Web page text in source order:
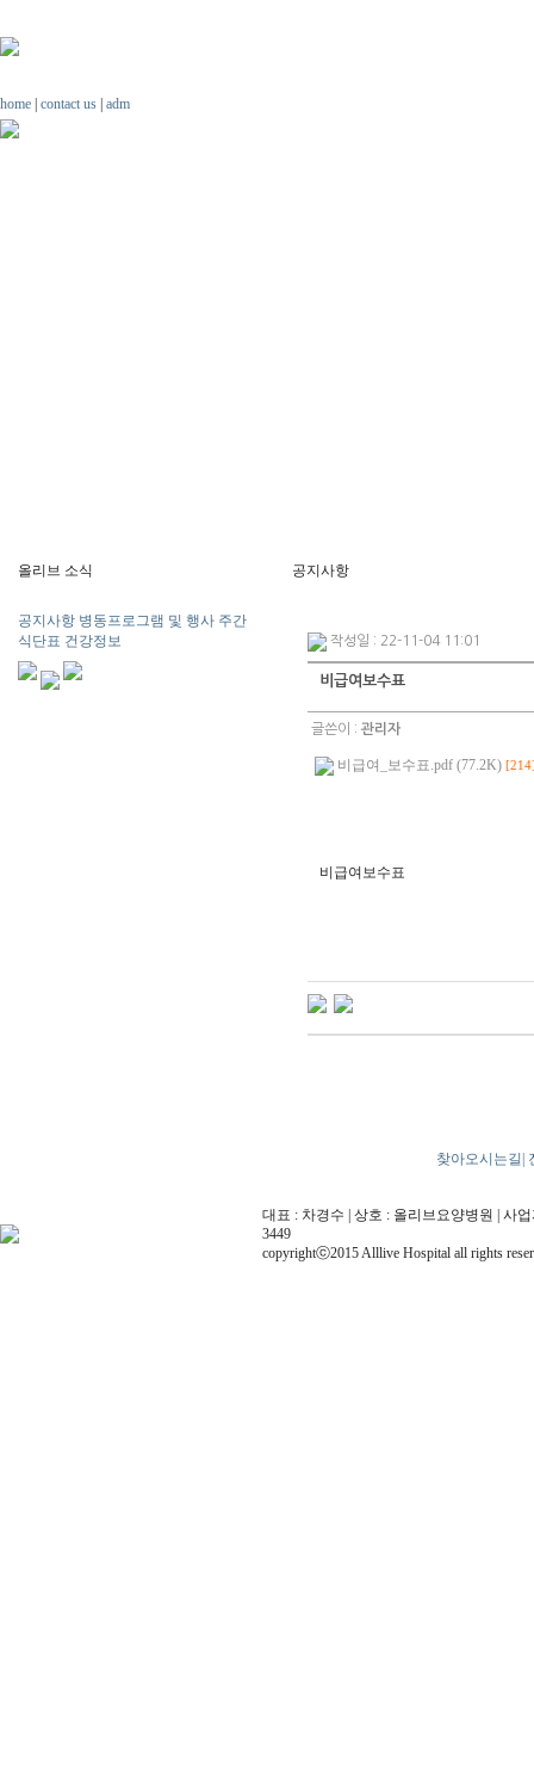
home contact us adm
올리브 소식
공지사항 병동프로그램 및 행사 주간
식단표 건강정보
공지사항
작성일 : 22-11-04 11:01
비급여보수표
글쓴이 : 관리자
비급여_보수표.pdf (77.2K)
비급여보수표
찾아오시는길
대표 : 차경수 | 상호 : 올리브요양병원 | 사
3449
copyrightⓒ2015 Alllive Hospital all rights